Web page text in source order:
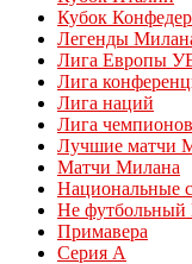
Кубок
Легенды
Лига Европы
Лига
Лига наций
Лига чемпионов
Лучшие матчи
Матчи Милана
Национальные
Не
Примавера
Серия А